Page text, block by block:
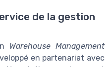
de la gestion
Warehouse Management
en partenariat avec